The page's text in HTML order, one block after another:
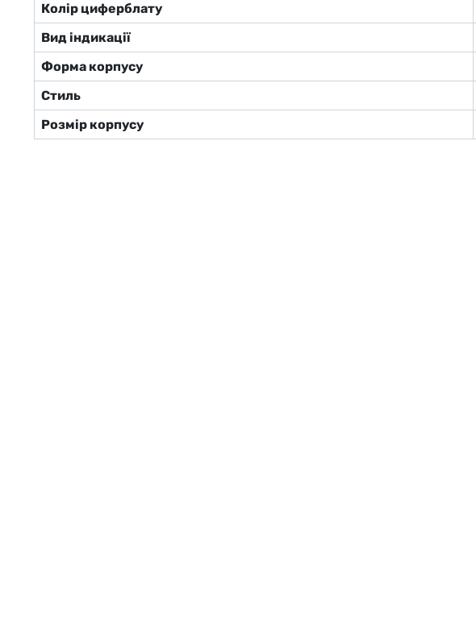
Колір циферблату
Вид індикації
Форма корпусу
Стиль
Розмір корпусу